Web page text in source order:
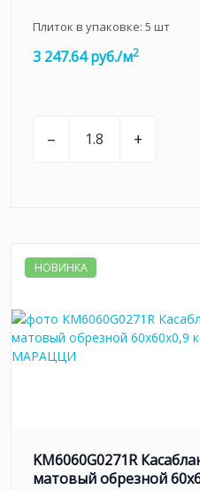
Плиток в упаковке: 5 шт
3 247.64 руб./м2
– +
НОВИНКА
KM6060G0271R
матовый обрезной